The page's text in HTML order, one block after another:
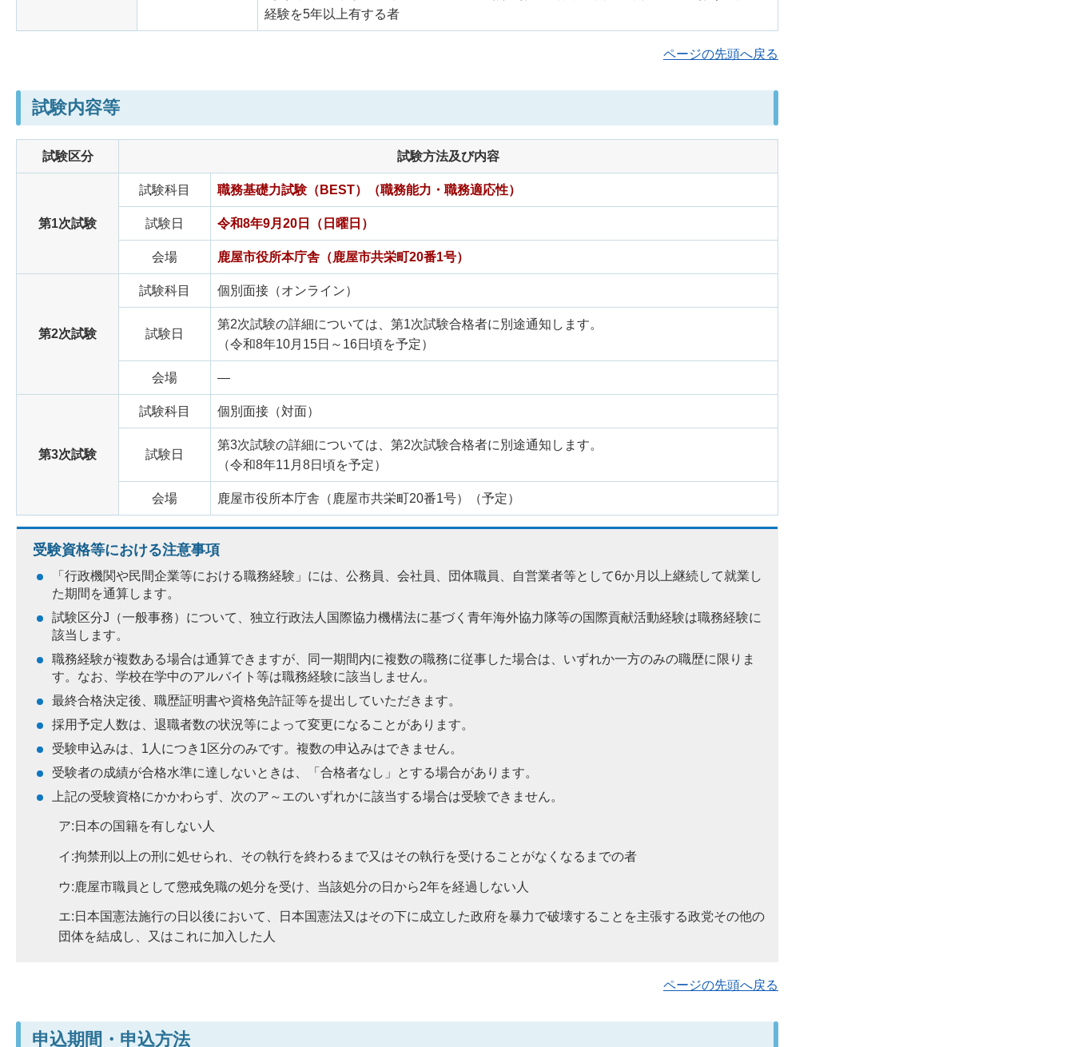
経験を5年以上有する者
ページの先頭へ戻る
試験内容等
試験区分 試験方法及び内容
第1次試験
試験科目 職務基礎力試験（BEST）（職務能力・職務適応性）
試験日 令和8年9月20日（日曜日）
会場 鹿屋市役所本庁舎（鹿屋市共栄町20番1号）
第2次試験
試験科目 個別面接（オンライン）
試験日
第2次試験の詳細については、第1次試験合格者に別途通知します。
（令和8年10月15日～16日頃を予定）
会場 ―
第3次試験
試験科目 個別面接（対面）
試験日
第3次試験の詳細については、第2次試験合格者に別途通知します。
（令和8年11月8日頃を予定）
会場 鹿屋市役所本庁舎（鹿屋市共栄町20番1号）（予定）
受験資格等における注意事項
「行政機関や民間企業等における職務経験」には、公務員、会社員、団体職員、自営業者等として6か月以上継続して就業し
た期間を通算します。
試験区分J（一般事務）について、独立行政法人国際協力機構法に基づく青年海外協力隊等の国際貢献活動経験は職務経験に
該当します。
職務経験が複数ある場合は通算できますが、同一期間内に複数の職務に従事した場合は、いずれか一方のみの職歴に限りま
す。なお、学校在学中のアルバイト等は職務経験に該当しません。
最終合格決定後、職歴証明書や資格免許証等を提出していただきます。
採用予定人数は、退職者数の状況等によって変更になることがあります。
受験申込みは、1人につき1区分のみです。複数の申込みはできません。
受験者の成績が合格水準に達しないときは、「合格者なし」とする場合があります。
上記の受験資格にかかわらず、次のア～エのいずれかに該当する場合は受験できません。
ア:日本の国籍を有しない人
イ:拘禁刑以上の刑に処せられ、その執行を終わるまで又はその執行を受けることがなくなるまでの者
ウ:鹿屋市職員として懲戒免職の処分を受け、当該処分の日から2年を経過しない人
エ:日本国憲法施行の日以後において、日本国憲法又はその下に成立した政府を暴力で破壊することを主張する政党その他の
団体を結成し、又はこれに加入した人
ページの先頭へ戻る
申込期間・申込方法